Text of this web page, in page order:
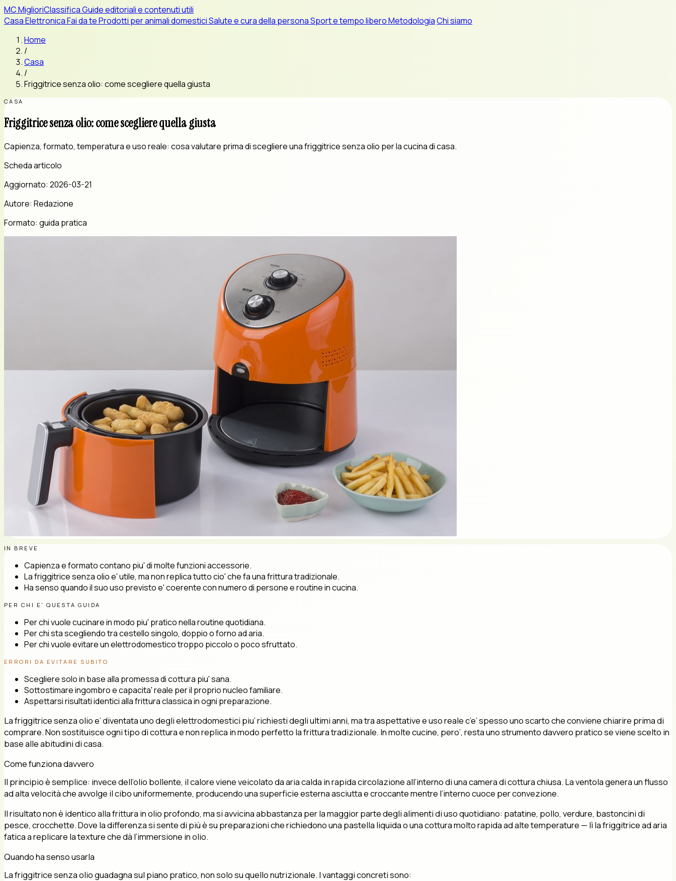
MCMiglioriClassificaGuide editoriali e contenuti utili
CasaElettronicaFai da teProdotti per animali domesticiSalute e cura della personaSport e tempo liberoMetodologiaChi siamo
Home
/
Casa
/
Friggitrice senza olio: come scegliere quella giusta
CASA
Friggitrice senza olio: come scegliere quella giusta
Capienza, formato, temperatura e uso reale: cosa valutare prima di scegliere una friggitrice senza olio per la cucina di casa.
Scheda articolo
Aggiornato: 2026-03-21
Autore: Redazione
Formato: guida pratica
IN BREVE
Capienza e formato contano piu' di molte funzioni accessorie.
La friggitrice senza olio e' utile, ma non replica tutto cio' che fa una frittura tradizionale.
Ha senso quando il suo uso previsto e' coerente con numero di persone e routine in cucina.
PER CHI E' QUESTA GUIDA
Per chi vuole cucinare in modo piu' pratico nella routine quotidiana.
Per chi sta scegliendo tra cestello singolo, doppio o forno ad aria.
Per chi vuole evitare un elettrodomestico troppo piccolo o poco sfruttato.
ERRORI DA EVITARE SUBITO
Scegliere solo in base alla promessa di cottura piu' sana.
Sottostimare ingombro e capacita' reale per il proprio nucleo familiare.
Aspettarsi risultati identici alla frittura classica in ogni preparazione.
La friggitrice senza olio e’ diventata uno degli elettrodomestici piu’ richiesti degli ultimi anni, ma tra aspettative e uso reale c’e’ spesso uno scarto che conviene chiarire prima di
comprare. Non sostituisce ogni tipo di cottura e non replica in modo perfetto la frittura tradizionale. In molte cucine, pero’, resta uno strumento davvero pratico se viene scelto in
base alle abitudini di casa.
Come funziona davvero
Il principio è semplice: invece dell’olio bollente, il calore viene veicolato da aria calda in rapida circolazione all’interno di una camera di cottura chiusa. La ventola genera un flusso
ad alta velocità che avvolge il cibo uniformemente, producendo una superficie esterna asciutta e croccante mentre l’interno cuoce per convezione.
Il risultato non è identico alla frittura in olio profondo, ma si avvicina abbastanza per la maggior parte degli alimenti di uso quotidiano: patatine, pollo, verdure, bastoncini di
pesce, crocchette. Dove la differenza si sente di più è su preparazioni che richiedono una pastella liquida o una cottura molto rapida ad alte temperature — lì la friggitrice ad aria
fatica a replicare la texture che dà l’immersione in olio.
Quando ha senso usarla
La friggitrice senza olio guadagna sul piano pratico, non solo su quello nutrizionale. I vantaggi concreti sono: